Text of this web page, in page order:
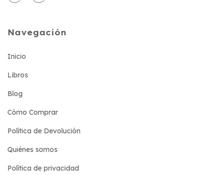
Navegación
Inicio
Libros
Blog
Cómo Comprar
Política de Devolución
Quiénes somos
Política de privacidad